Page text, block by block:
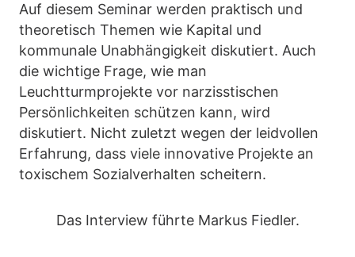
Auf diesem Seminar werden praktisch und
theoretisch Themen wie Kapital und
kommunale Unabhängigkeit diskutiert. Auch
die wichtige Frage, wie man
Leuchtturmprojekte vor narzisstischen
Persönlichkeiten schützen kann, wird
diskutiert. Nicht zuletzt wegen der leidvollen
Erfahrung, dass viele innovative Projekte an
toxischem Sozialverhalten scheitern.
Das Interview führte Markus Fiedler.